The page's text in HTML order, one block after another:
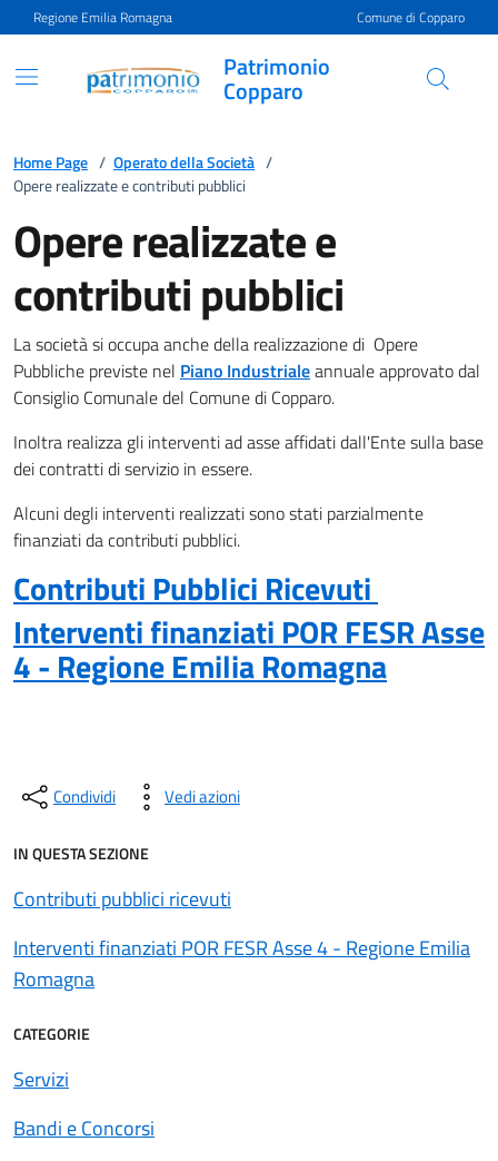
Vai ai contenuti
Vai al footer
Regione Emilia Romagna Comune di Copparo
Patrimonio
Copparo
Opere realizzate e
Home Page / Operato della Società /
Opere realizzate e contributi pubblici
Opere realizzate e
contributi pubblici
La società si occupa anche della realizzazione di Opere
Pubbliche previste nel Piano Industrialeannuale approvato dal
Consiglio Comunale del Comune di Copparo.
Inoltra realizza gli interventi ad asse affidati dall'Ente sulla base
dei contratti di servizio in essere.
Alcuni degli interventi realizzati sono stati parzialmente
finanziati da contributi pubblici.
Contributi Pubblici Ricevuti
Interventi finanziati POR FESR Asse
4 - Regione Emilia Romagna
Condividi Vedi azioni
IN QUESTA SEZIONE
Contributi pubblici ricevuti
Interventi finanziati POR FESR Asse 4 - Regione Emilia
Romagna
CATEGORIE
Servizi
Bandi e Concorsi